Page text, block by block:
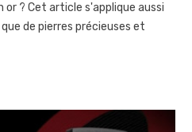
or ? Cet article s'applique aussi
de pierres précieuses et